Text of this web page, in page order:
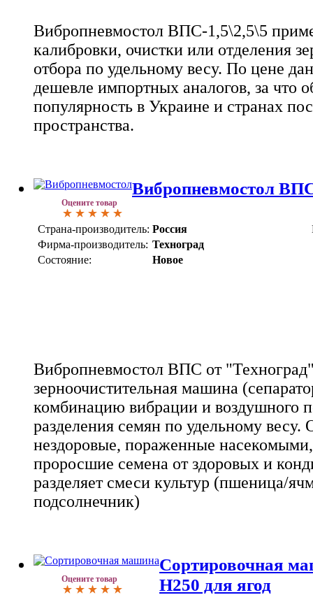
Вибропневмостол ВПС-1,5\2,5\5
калибровки, очистки или отделения
отбора по удельному весу. По цене
дешевле импортных аналогов, за что
популярность в Украине и странах
пространства.
Оцените товар
Вибропневмостол
Страна-производитель: Россия
Фирма-производитель: Техноград
Состояние:
Новое
Вибропневмостол ВПС от
зерноочистительная машина
комбинацию вибрации и воздушного
разделения семян по удельному весу.
нездоровые, пораженные
проросшие семена от здоровых и
разделяет смеси культур (пшеница/
подсолнечник)
Оцените товар
Cортировочная
H250 для ягод